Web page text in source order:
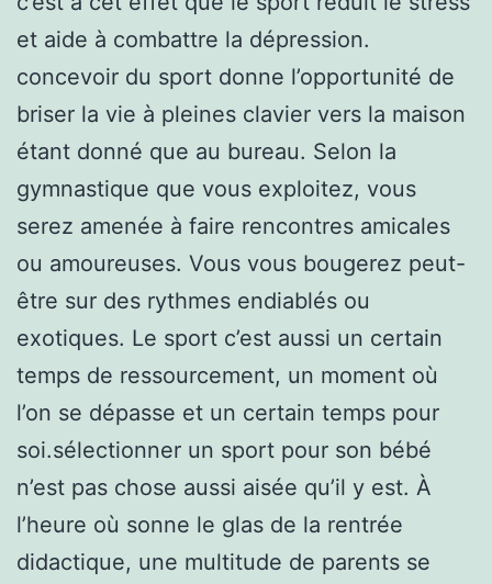
et aide à combattre la dépression.
concevoir du sport donne l’opportunité de
briser la vie à pleines clavier vers la maison
étant donné que au bureau. Selon la
gymnastique que vous exploitez, vous
serez amenée à faire rencontres amicales
ou amoureuses. Vous vous bougerez peut-
être sur des rythmes endiablés ou
exotiques. Le sport c’est aussi un certain
temps de ressourcement, un moment où
l’on se dépasse et un certain temps pour
soi.sélectionner un sport pour son bébé
n’est pas chose aussi aisée qu’il y est. À
l’heure où sonne le glas de la rentrée
didactique, une multitude de parents se